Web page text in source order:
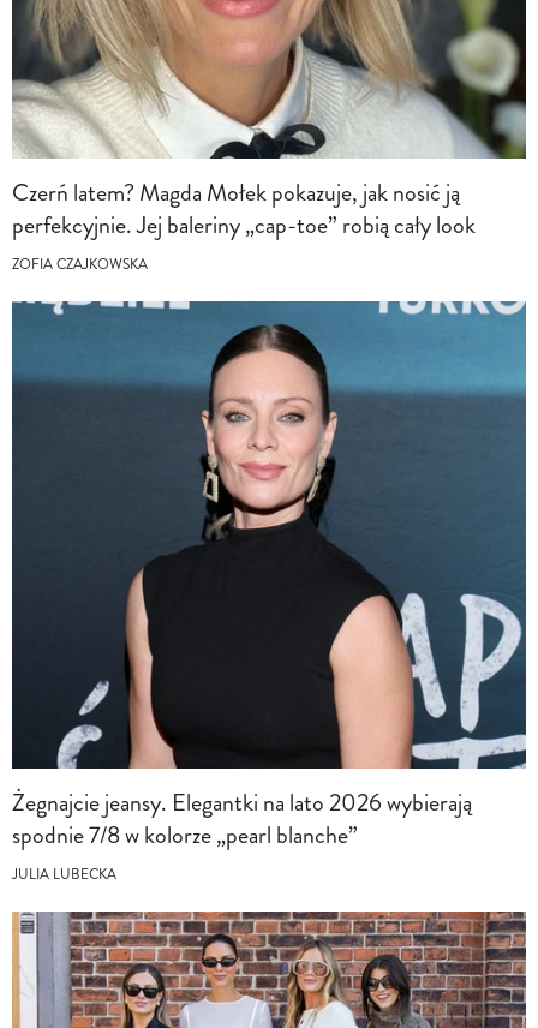
Czerń latem? Magda Mołek pokazuje, jak nosić ją
perfekcyjnie. Jej baleriny „cap-toe” robią cały look
ZOFIA CZAJKOWSKA
Żegnajcie jeansy. Elegantki na lato 2026 wybierają
spodnie 7/8 w kolorze „pearl blanche”
JULIA LUBECKA